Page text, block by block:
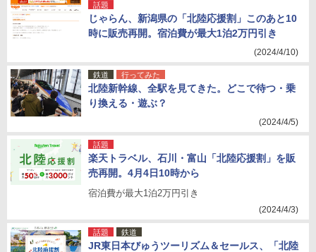
話題
じゃらん、新潟県の「北陸応援割」このあと10
時に販売再開。宿泊費が最大1泊2万円引き
(2024/4/10)
鉄道 行ってみた
北陸新幹線、全駅を見てきた。どこで待つ・乗
り換える・遊ぶ？
(2024/4/5)
話題
楽天トラベル、石川・富山「北陸応援割」を販
売再開。4月4日10時から
宿泊費が最大1泊2万円引き
(2024/4/3)
話題 鉄道
JR東日本びゅうツーリズム＆セールス、「北陸